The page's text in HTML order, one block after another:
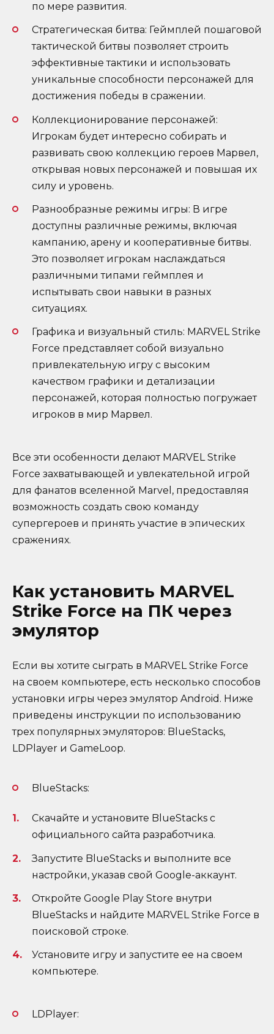
по мере развития.
Стратегическая битва: Геймплей пошаговой
тактической битвы позволяет строить
эффективные тактики и использовать
уникальные способности персонажей для
достижения победы в сражении.
Коллекционирование персонажей:
Игрокам будет интересно собирать и
развивать свою коллекцию героев Марвел,
открывая новых персонажей и повышая их
силу и уровень.
Разнообразные режимы игры: В игре
доступны различные режимы, включая
кампанию, арену и кооперативные битвы.
Это позволяет игрокам наслаждаться
различными типами геймплея и
испытывать свои навыки в разных
ситуациях.
Графика и визуальный стиль: MARVEL Strike
Force представляет собой визуально
привлекательную игру с высоким
качеством графики и детализации
персонажей, которая полностью погружает
игроков в мир Марвел.
Все эти особенности делают MARVEL Strike
Force захватывающей и увлекательной игрой
для фанатов вселенной Marvel, предоставляя
возможность создать свою команду
супергероев и принять участие в эпических
сражениях.
Как установить MARVEL
Strike Force на ПК через
эмулятор
Если вы хотите сыграть в MARVEL Strike Force
на своем компьютере, есть несколько способов
установки игры через эмулятор Android. Ниже
приведены инструкции по использованию
трех популярных эмуляторов: BlueStacks,
LDPlayer и GameLoop.
BlueStacks:
Скачайте и установите BlueStacks с
официального сайта разработчика.
Запустите BlueStacks и выполните все
настройки, указав свой Google-аккаунт.
Откройте Google Play Store внутри
BlueStacks и найдите MARVEL Strike Force в
поисковой строке.
Установите игру и запустите ее на своем
компьютере.
LDPlayer: